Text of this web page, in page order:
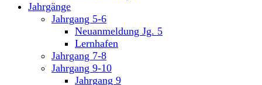
Jahrgänge
Jahrgang 5-6
Neuanmeldung Jg. 5
Lernhafen
Jahrgang 7-8
Jahrgang 9-10
Jahrgang 9